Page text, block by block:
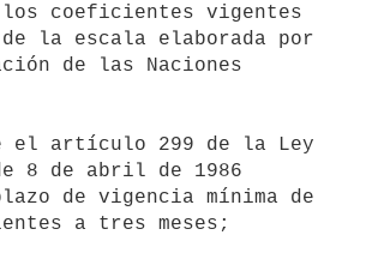
los coeficientes vigentes
la escala elaborada por
de las Naciones
8 de abril de 1986
de vigencia mínima de
a tres meses;